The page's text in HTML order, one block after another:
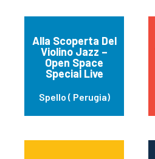
Alla Scoperta Del
Violino Jazz –
Open Space
Special Live
Spello ( Perugia)